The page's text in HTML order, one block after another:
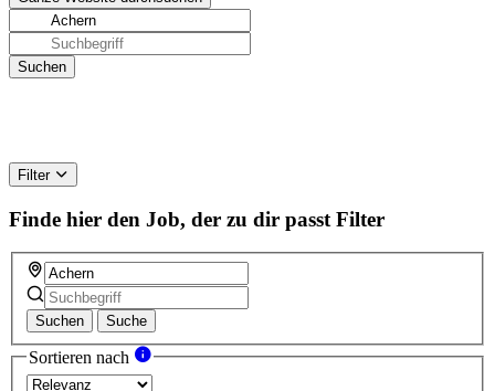
Filter
Finde hier den Job, der zu dir passt Filter
Suchen Suche
Sortieren nach